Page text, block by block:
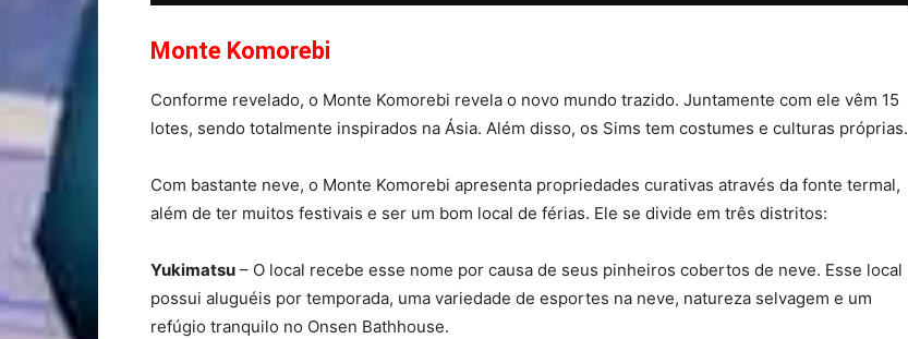
Monte Komorebi
Conforme revelado, o Monte Komorebi revela o novo mundo trazido. Juntamente com ele vêm 15
lotes, sendo totalmente inspirados na Ásia. Além disso, os Sims tem costumes e culturas próprias.
Com bastante neve, o Monte Komorebi apresenta propriedades curativas através da fonte termal,
além de ter muitos festivais e ser um bom local de férias. Ele se divide em três distritos:
Yukimatsu – O local recebe esse nome por causa de seus pinheiros cobertos de neve. Esse local
possui aluguéis por temporada, uma variedade de esportes na neve, natureza selvagem e um
refúgio tranquilo no Onsen Bathhouse.